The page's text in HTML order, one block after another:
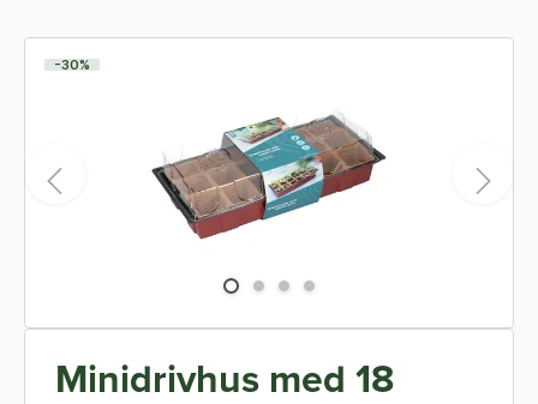
-30%
Minidrivhus med 18